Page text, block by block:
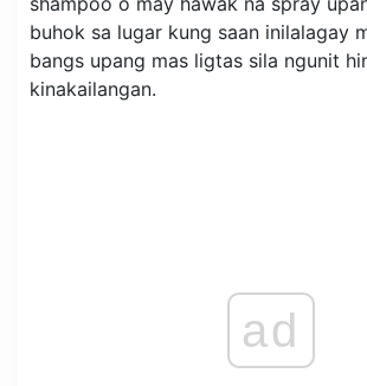
buhok sa lugar kung saan inilalagay
bangs upang mas ligtas sila ngunit
kinakailangan.
ad